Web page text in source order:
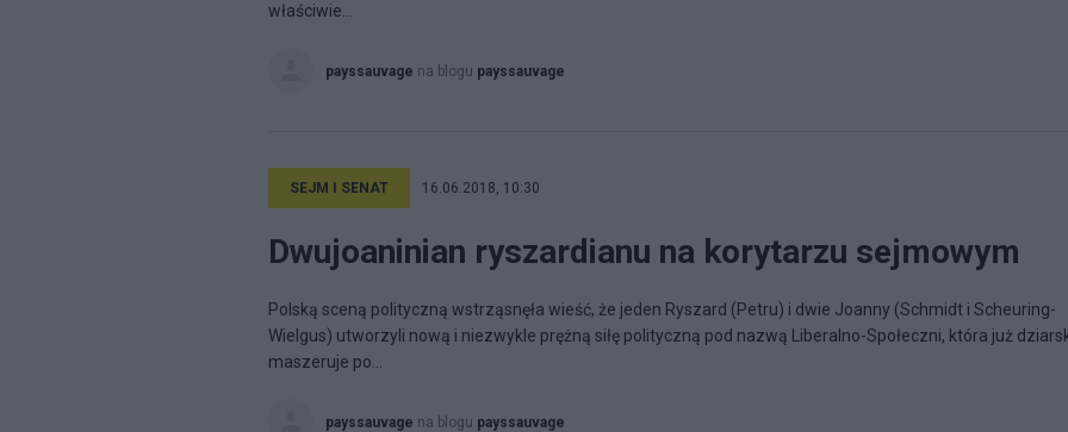
właściwie...
payssauvage na blogu payssauvage
SEJM I SENAT 16.06.2018, 10:30
Dwujoaninian ryszardianu na korytarzu sejmowym
Polską sceną polityczną wstrząsnęła wieść, że jeden Ryszard (Petru) i dwie Joanny (Schmidt i Scheuring-
Wielgus) utworzyli nową i niezwykle prężną siłę polityczną pod nazwą Liberalno-Społeczni, która już
maszeruje po...
payssauvage na blogu payssauvage